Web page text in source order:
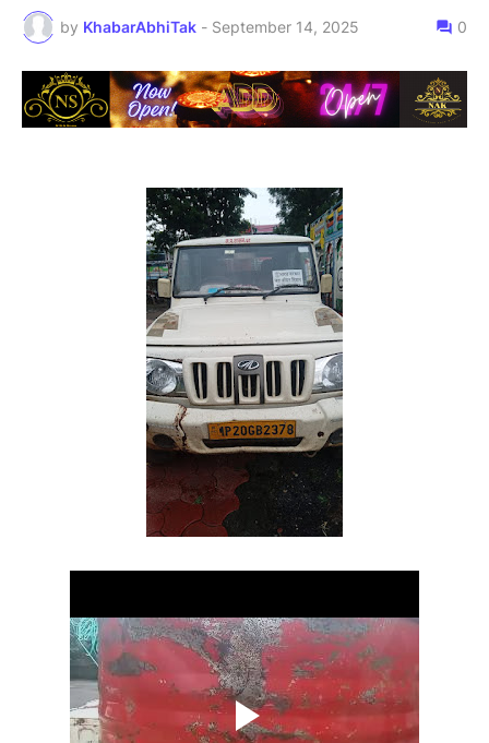
by KhabarAbhiTak - September 14, 2025 0